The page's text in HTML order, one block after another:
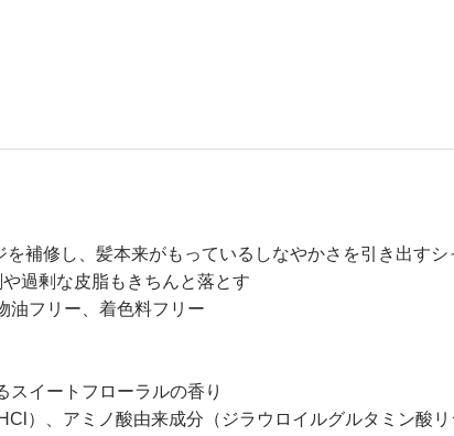
補修し、髪本来がもっているしなやかさを引き出すシ
過剰な皮脂もきちんと落とす
油フリー、着色料フリー
イートフローラルの香り
）、アミノ酸由来成分（ジラウロイルグルタミン酸リ